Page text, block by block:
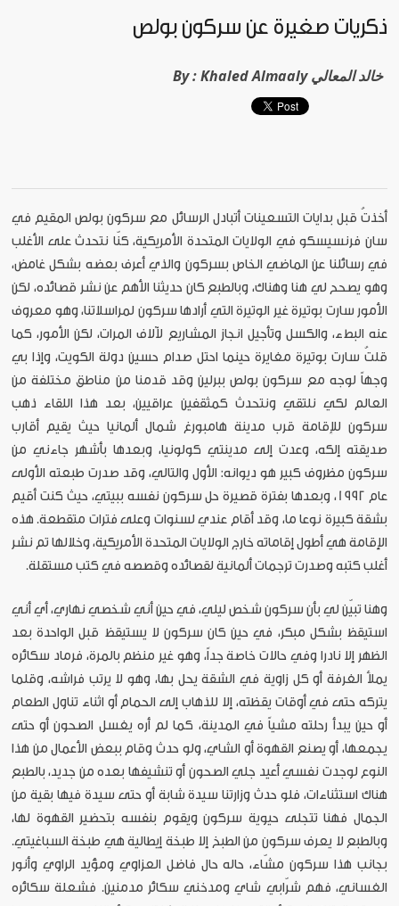
ذكريات صغيرة عن سركون بولص
By : Khaled Almaaly خالد المعالي
أخذتُ قبل بدايات التسعينات أتبادل الرسائل مع سركون بولص المقيم في
سان فرنسيسكو في الولايات المتحدة الأمريكية، كنّا نتحدث على الأغلب
في رسائلنا عن الماضي الخاص بسركون والذي أعرف بعضه بشكل غامض،
وهو يصحح لي هنا وهناك، وبالطبع كان حديثنا الأهم عن نشر قصائده، لكن
الأمور سارت بوتيرة غير الوتيرة التي أرادها سركون لمراسلاتنا، وهو معروف
عنه البطء، والكسل وتأجيل انجاز المشاريع لآلاف المرات، لكن الأمور، كما
قلتُ سارت بوتيرة مغايرة حينما احتل صدام حسين دولة الكويت، وإذا بي
وجهاً لوجه مع سركون بولص ببرلين وقد قدمنا من مناطق مختلفة من
العالم لكي نلتقي ونتحدث كمثقفين عراقيين، بعد هذا اللقاء ذهب
سركون للإقامة قرب مدينة هامبورغ شمال ألمانيا حيث يقيم أقارب
صديقته إلكه، وعدت إلى مدينتي كولونيا، وبعدها بأشهر جاءني من
سركون مظروف كبير هو ديوانه: الأول والتالي، وقد صدرت طبعته الأولى
عام 1992، وبعدها بفترة قصيرة حل سركون نفسه ببيتي، حيث كنت أقيم
بشقة كبيرة نوعا ما، وقد أقام عندي لسنوات وعلى فترات متقطعة. هذه
الإقامة هي أطول إقاماته خارج الولايات المتحدة الأمريكية، وخلالها تم نشر
أغلب كتبه وصدرت ترجمات ألمانية لقصائده وقصصه في كتب مستقلة.
وهنا تبيّن لي بأن سركون شخص ليلي، في حين أني شخصي نهاري، أي أني
استيقظ بشكل مبكر، في حين كان سركون لا يستيقظ قبل الواحدة بعد
الظهر إلا نادرا وفي حالات خاصة جداً، وهو غير منظم بالمرة، فرماد سكائره
يملأ الغرفة أو كل زاوية في الشقة يحل بها، وهو لا يرتب فراشه، وقلما
يتركه حتى في أوقات يقظته، إلا للذهاب إلى الحمام أو اثناء تناول الطعام
أو حين يبدأ رحلته مشياً في المدينة، كما لم أره يغسل الصحون أو حتى
يجمعها، أو يصنع القهوة أو الشاي، ولو حدث وقام ببعض الأعمال من هذا
النوع لوجدت نفسي أعيد جلي الصحون أو تنشيفها بعده من جديد، بالطبع
هناك استثناءات، فلو حدث وزارتنا سيدة شابة أو حتى سيدة فيها بقية من
الجمال فهنا تتجلى حيوية سركون ويقوم بنفسه بتحضير القهوة لها،
وبالطبع لا يعرف سركون من الطبخ إلا طبخة إيطالية هي طبخة السباغيتي.
بجانب هذا سركون مشّاء، حاله حال فاضل العزاوي ومؤيد الراوي وأنور
الغساني، فهم شرّابي شاي ومدخني سكائر مدمنين. فشعلة سكائره